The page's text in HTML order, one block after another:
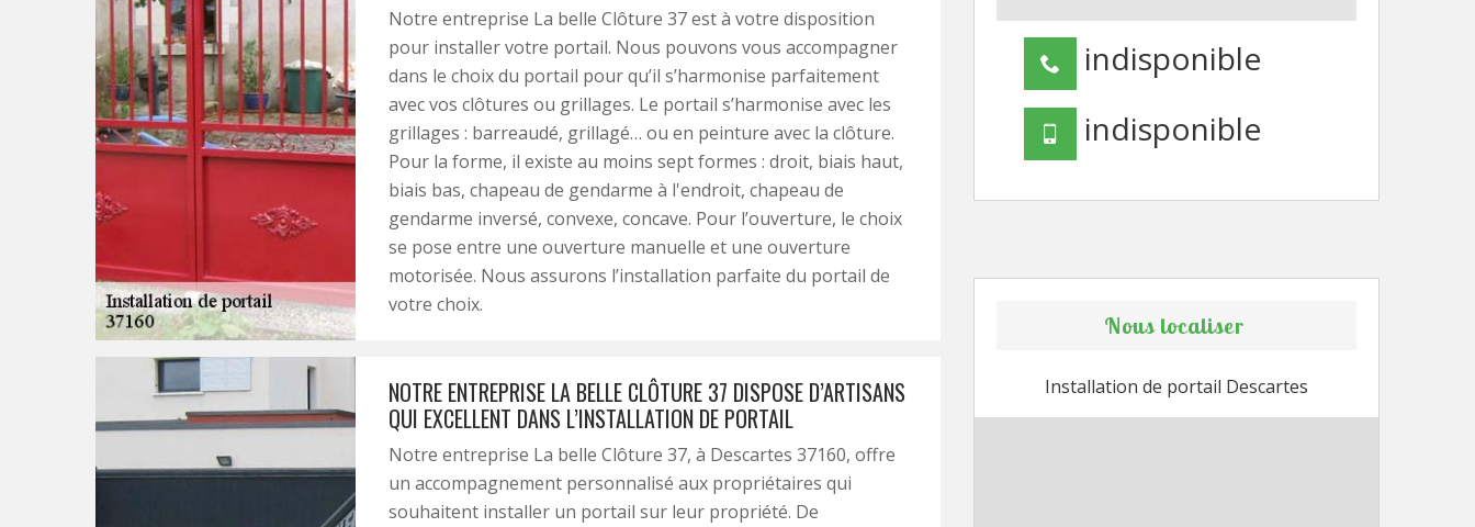
Notre entreprise La belle Clôture 37 est à votre disposition
pour installer votre portail. Nous pouvons vous accompagner
dans le choix du portail pour qu’il s’harmonise parfaitement
avec vos clôtures ou grillages. Le portail s’harmonise avec les
grillages : barreaudé, grillagé… ou en peinture avec la clôture.
Pour la forme, il existe au moins sept formes : droit, biais haut,
biais bas, chapeau de gendarme à l'endroit, chapeau de
gendarme inversé, convexe, concave. Pour l’ouverture, le choix
se pose entre une ouverture manuelle et une ouverture
motorisée. Nous assurons l’installation parfaite du portail de
votre choix.
NOTRE ENTREPRISE LA BELLE CLÔTURE 37 DISPOSE D’ARTISANS
QUI EXCELLENT DANS L’INSTALLATION DE PORTAIL
Notre entreprise La belle Clôture 37, à Descartes 37160, offre
un accompagnement personnalisé aux propriétaires qui
souhaitent installer un portail sur leur propriété. De
indisponible
indisponible
Nous localiser
Installation de portail Descartes